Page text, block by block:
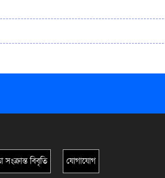
বিবৃতি যোগাযোগ